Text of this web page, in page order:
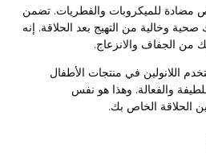
للميكروبات والفطريات. تضمن
وخالية من التهيج بعد الحلاقة. إنه
الجفاف والانزعاج.
اللانولين في منتجات الأطفال
والفعالة. وهذا هو نفس
الحلاقة الخاص بك.